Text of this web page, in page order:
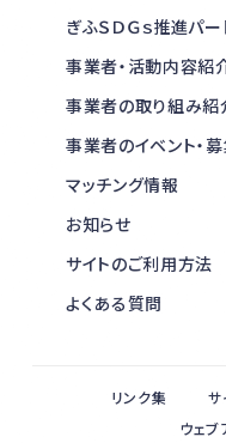
ぎふＳＤＧｓ推進パ
事業者・活動内容紹
事業者の取り組み紹
事業者のイベント・
マッチング情報
お知らせ
サイトのご利用方法
よくある質問
リンク集 サ
ウェブ